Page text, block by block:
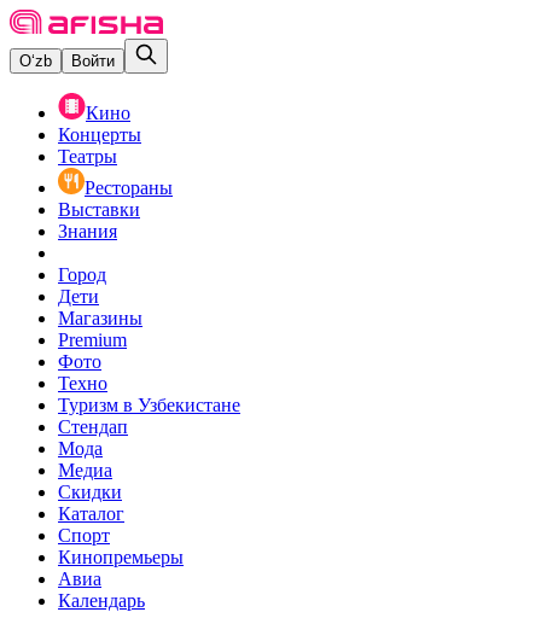
O‘zb Войти
Кино
Концерты
Театры
Рестораны
Выставки
Знания
Город
Дети
Магазины
Premium
Фото
Техно
Туризм в Узбекистане
Стендап
Мода
Медиа
Скидки
Каталог
Спорт
Кинопремьеры
Авиа
Календарь